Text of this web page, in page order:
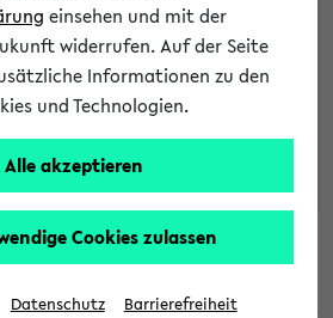
einsehen und mit der
widerrufen. Auf der Seite
Informationen zu den
und Technologien.
Alle akzeptieren
Cookies zulassen
Datenschutz Barrierefreiheit